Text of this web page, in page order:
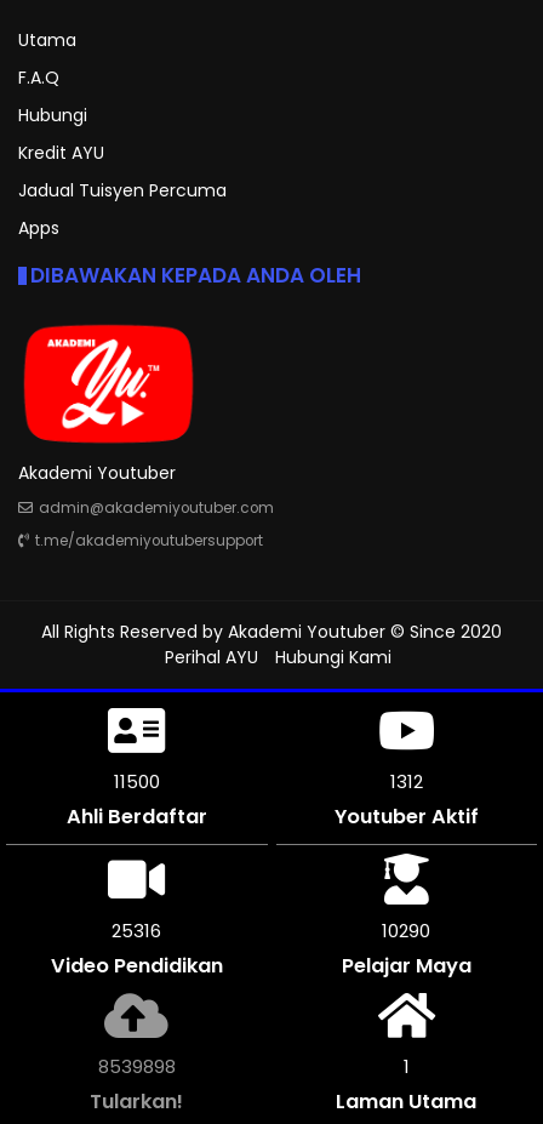
Utama
F.A.Q
Hubungi
Kredit AYU
Jadual Tuisyen Percuma
Apps
DIBAWAKAN KEPADA ANDA OLEH
Akademi Youtuber
admin@akademiyoutuber.com
t.me/akademiyoutubersupport
All Rights Reserved by Akademi Youtuber © Since 2020
Perihal AYU
Hubungi Kami
11500
Ahli Berdaftar
1312
Youtuber Aktif
25316
Video Pendidikan
10290
Pelajar Maya
8539898
Tularkan!
1
Laman Utama